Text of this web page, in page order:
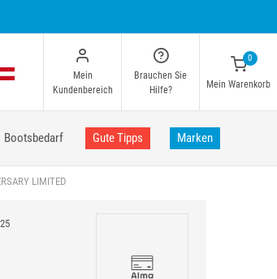
Mein
Kundenbereich
Brauchen Sie
Hilfe?
0
Mein Warenkorb
Bootsbedarf Gute Tipps Marken
LIMITED